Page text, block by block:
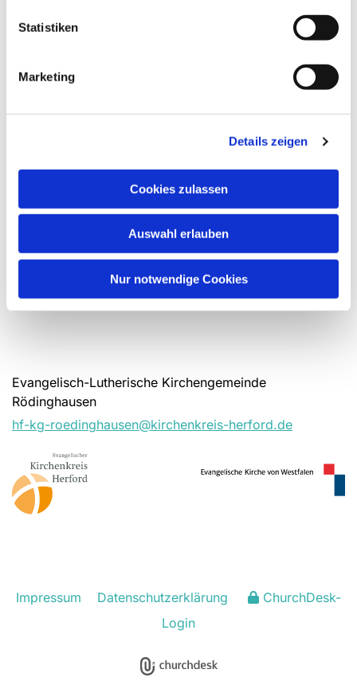
Statistiken
Marketing
Details zeigen
Cookies zulassen
Auswahl erlauben
Nur notwendige Cookies
Evangelisch-Lutherische Kirchengemeinde
Rödinghausen
hf-kg-roedinghausen@kirchenkreis-herford.de
Impressum Datenschutzerklärung
ChurchDesk-
Login